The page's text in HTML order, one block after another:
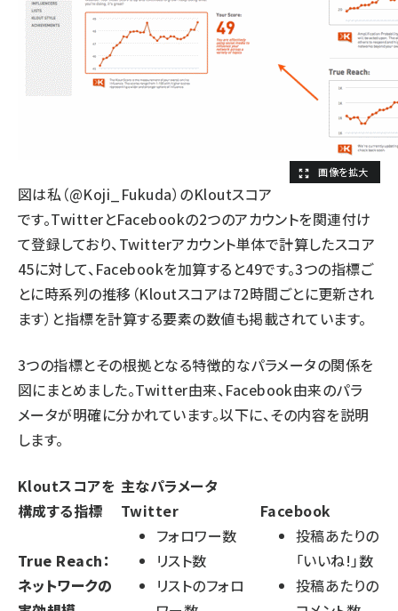
図は私（@Koji_Fukuda）のKloutスコア
です。TwitterとFacebookの2つのアカウントを関連付け
て登録しており、Twitterアカウント単体で計算したスコア
45に対して、Facebookを加算すると49です。3つの指標ご
とに時系列の推移（Kloutスコアは72時間ごとに更新され
ます）と指標を計算する要素の数値も掲載されています。
3つの指標とその根拠となる特徴的なパラメータの関係を
図にまとめました。Twitter由来、Facebook由来のパラ
メータが明確に分かれています。以下に、その内容を説明
します。
Kloutスコアを
構成する指標
主なパラメータ
Twitter
Facebook
True Reach：
ネットワークの
フォロワー数
リスト数
リストのフォロ
投稿あたりの
「いいね!」数
投稿あたりの